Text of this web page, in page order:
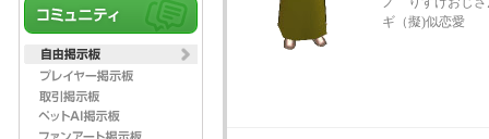
ギ（擬)似恋愛